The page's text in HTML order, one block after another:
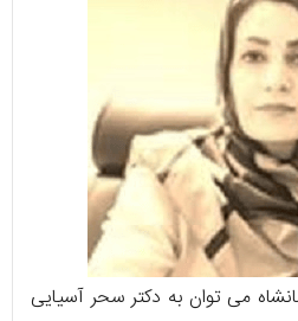
می توان به دکتر سحر آسیایی